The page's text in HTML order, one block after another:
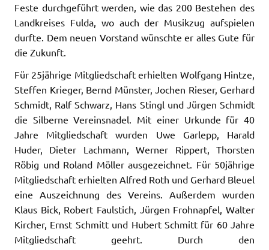
Feste durchgeführt werden, wie das 200 Bestehen des
Landkreises Fulda, wo auch der Musikzug aufspielen
durfte. Dem neuen Vorstand wünschte er alles Gute für
die Zukunft.
Für 25jährige Mitgliedschaft erhielten Wolfgang Hintze,
Steffen Krieger, Bernd Münster, Jochen Rieser, Gerhard
Schmidt, Ralf Schwarz, Hans Stingl und Jürgen Schmidt
die Silberne Vereinsnadel. Mit einer Urkunde für 40
Jahre Mitgliedschaft wurden Uwe Garlepp, Harald
Huder, Dieter Lachmann, Werner Rippert, Thorsten
Röbig und Roland Möller ausgezeichnet. Für 50jährige
Mitgliedschaft erhielten Alfred Roth und Gerhard Bleuel
eine Auszeichnung des Vereins. Außerdem wurden
Klaus Bick, Robert Faulstich, Jürgen Frohnapfel, Walter
Kircher, Ernst Schmitt und Hubert Schmitt für 60 Jahre
Mitgliedschaft geehrt. Durch den